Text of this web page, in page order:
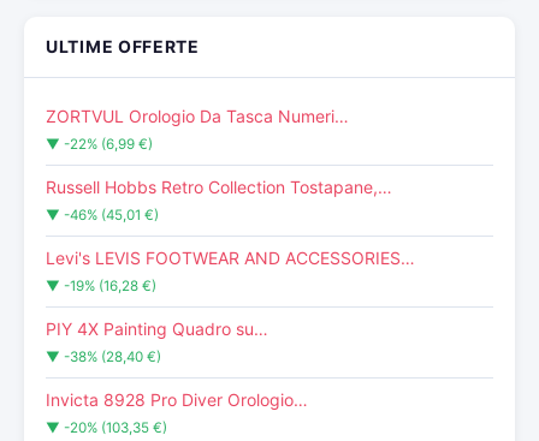
ULTIME OFFERTE
ZORTVUL Orologio Da Tasca Numeri…
▼ -22% (6,99 €)
Russell Hobbs Retro Collection Tostapane,…
▼ -46% (45,01 €)
Levi's LEVIS FOOTWEAR AND ACCESSORIES…
▼ -19% (16,28 €)
PIY 4X Painting Quadro su…
▼ -38% (28,40 €)
Invicta 8928 Pro Diver Orologio…
▼ -20% (103,35 €)